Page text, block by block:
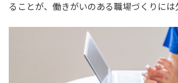
ることが、働きがいのある職場づくりには